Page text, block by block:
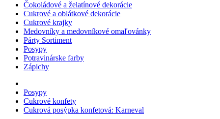
Čokoládové a želatínové dekorácie
Cukrové a oblátkové dekorácie
Cukrové krajky
Medovníky a medovníkové omaľovánky
Párty Sortiment
Posypy
Potravinárske farby
Zápichy
Posypy
Cukrové konfety
Cukrová posýpka konfetová: Karneval